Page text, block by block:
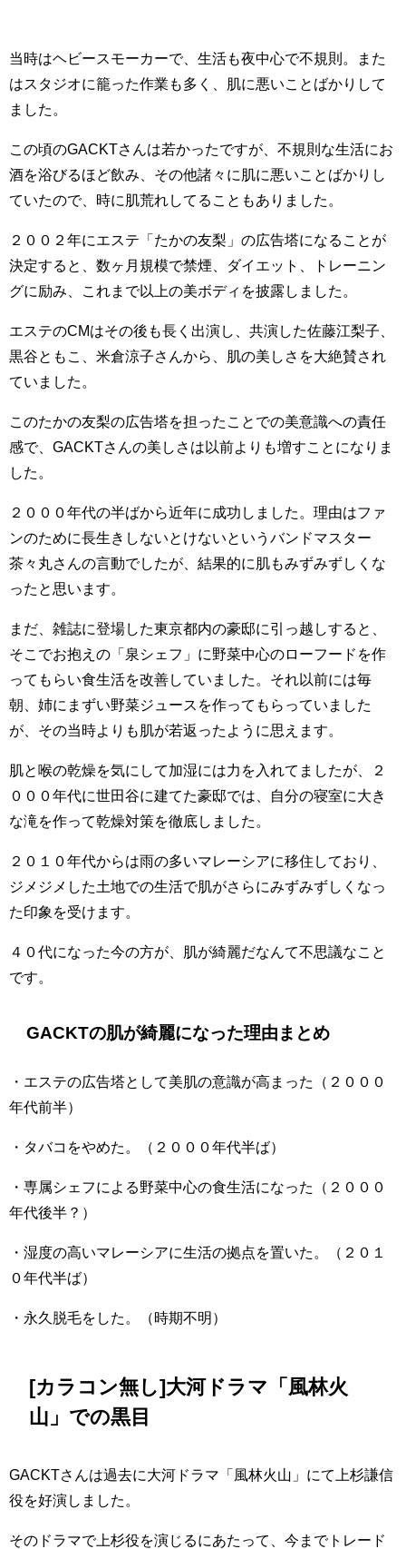
当時はヘビースモーカーで、生活も夜中心で不規則。また
はスタジオに籠った作業も多く、肌に悪いことばかりして
ました。
この頃のGACKTさんは若かったですが、不規則な生活にお
酒を浴びるほど飲み、その他諸々に肌に悪いことばかりし
ていたので、時に肌荒れしてることもありました。
２００２年にエステ「たかの友梨」の広告塔になることが
決定すると、数ヶ月規模で禁煙、ダイエット、トレーニン
グに励み、これまで以上の美ボディを披露しました。
エステのCMはその後も長く出演し、共演した佐藤江梨子、
黒谷ともこ、米倉涼子さんから、肌の美しさを大絶賛され
ていました。
このたかの友梨の広告塔を担ったことでの美意識への責任
感で、GACKTさんの美しさは以前よりも増すことになりま
した。
２０００年代の半ばから近年に成功しました。理由はファ
ンのために長生きしないとけないというバンドマスター
茶々丸さんの言動でしたが、結果的に肌もみずみずしくな
ったと思います。
まだ、雑誌に登場した東京都内の豪邸に引っ越しすると、
そこでお抱えの「泉シェフ」に野菜中心のローフードを作
ってもらい食生活を改善していました。それ以前には毎
朝、姉にまずい野菜ジュースを作ってもらっていました
が、その当時よりも肌が若返ったように思えます。
肌と喉の乾燥を気にして加湿には力を入れてましたが、２
０００年代に世田谷に建てた豪邸では、自分の寝室に大き
な滝を作って乾燥対策を徹底しました。
２０１０年代からは雨の多いマレーシアに移住しており、
ジメジメした土地での生活で肌がさらにみずみずしくなっ
た印象を受けます。
４０代になった今の方が、肌が綺麗だなんて不思議なこと
です。
GACKTの肌が綺麗になった理由まとめ
・エステの広告塔として美肌の意識が高まった（２０００
年代前半）
・タバコをやめた。（２０００年代半ば）
・専属シェフによる野菜中心の食生活になった（２０００
年代後半？）
・湿度の高いマレーシアに生活の拠点を置いた。（２０１
０年代半ば）
・永久脱毛をした。（時期不明）
[カラコン無し]大河ドラマ「風林火
山」での黒目
GACKTさんは過去に大河ドラマ「風林火山」にて上杉謙信
役を好演しました。
そのドラマで上杉役を演じるにあたって、今までトレード